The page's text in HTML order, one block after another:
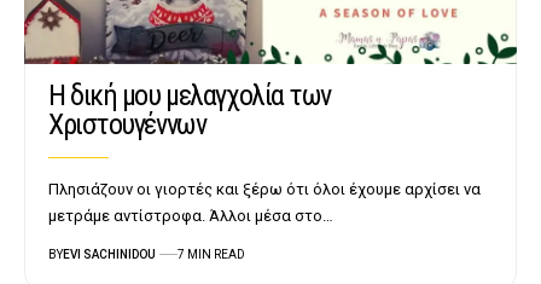
Η δική μου μελαγχολία των
Χριστουγέννων
Πλησιάζουν οι γιορτές και ξέρω ότι όλοι έχουμε αρχίσει να
μετράμε αντίστροφα. Άλλοι μέσα στο…
BYEVI SACHINIDOU 7 MIN READ